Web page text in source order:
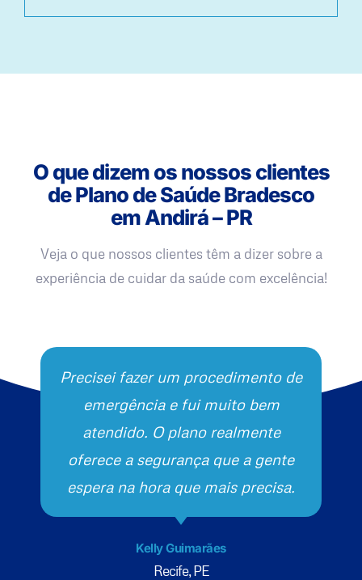
O que dizem os nossos clientes
de Plano de Saúde Bradesco
em Andirá – PR
Veja o que nossos clientes têm a dizer sobre a
experiência de cuidar da saúde com excelência!
Precisei fazer um procedimento de
emergência e fui muito bem
atendido. O plano realmente
oferece a segurança que a gente
espera na hora que mais precisa.
Kelly Guimarães
Recife, PE